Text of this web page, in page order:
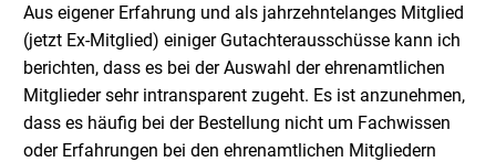
Aus eigener Erfahrung und als jahrzehntelanges Mitglied
(jetzt Ex-Mitglied) einiger Gutachterausschüsse kann ich
berichten, dass es bei der Auswahl der ehrenamtlichen
Mitglieder sehr intransparent zugeht. Es ist anzunehmen,
dass es häufig bei der Bestellung nicht um Fachwissen
oder Erfahrungen bei den ehrenamtlichen Mitgliedern